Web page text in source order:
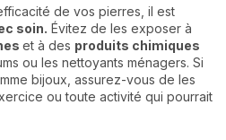
de vos pierres, il est
soin. Évitez de les exposer à
et à des produits chimiques
ou les nettoyants ménagers. Si
bijoux, assurez-vous de les
ou toute activité qui pourrait